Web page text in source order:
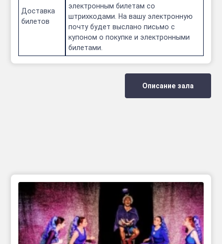
Доставка
билетов
электронным билетам со
штрихкодами. На вашу электронную
почту будет выслано письмо с
купоном о покупке и электронными
билетами.
Описание зала